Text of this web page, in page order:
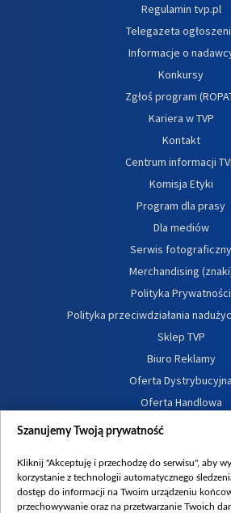
Regulamin tvp.pl
Telegazeta
Informacje o
Konkursy
Zgłoś program
Kariera w TVP
Kontakt
Centrum informacji
Komisja Etyki
Program dla prasy
Dla mediów
Serwis fotograficzny
Merchandising
Polityka Prywatności
Polityka przeciwdziałania
Sklep TVP
Biuro Reklamy
Oferta Dystrybucyjna
Oferta Handlowa
Dostępność
Procedura zgłoszeń
Szanujemy Twoją prywatność
Kliknij "Akceptuję i przechodzę do serwisu", aby
korzystanie z technologii automatycznego
dostęp do informacji na Twoim urządzeniu
przechowywanie oraz na przetwarzanie Twoich